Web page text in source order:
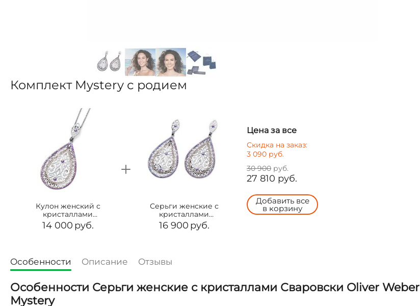
Комплект Mystery с родием
Кулон женский с
кристаллами
Сваровски Oliver
Weber Mystery
14 000 руб.
Серьги женские с
кристаллами
Сваровски Oliver
Weber Mystery
16 900 руб.
Цена за все
Скидка на заказ:
3 090 руб.
30 900 руб.
27 810 руб.
Добавить все
в корзину
Особенности Описание Отзывы
Особенности Серьги женские с кристаллами Сваровски Oliver Weber
Mystery